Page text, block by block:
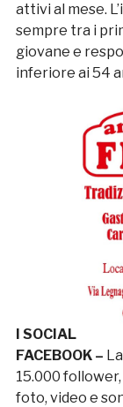
attivi al mese.
sempre tra i
giovane e
inferiore ai 54
I SOCIAL
FACEBOOK –
15.000
foto, video e